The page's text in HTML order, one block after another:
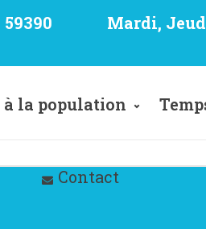
Mardi,
à la population
Contact